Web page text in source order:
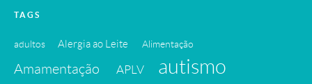
TAGS
adultos Alergia ao Leite Alimentação
Amamentação APLV
autismo